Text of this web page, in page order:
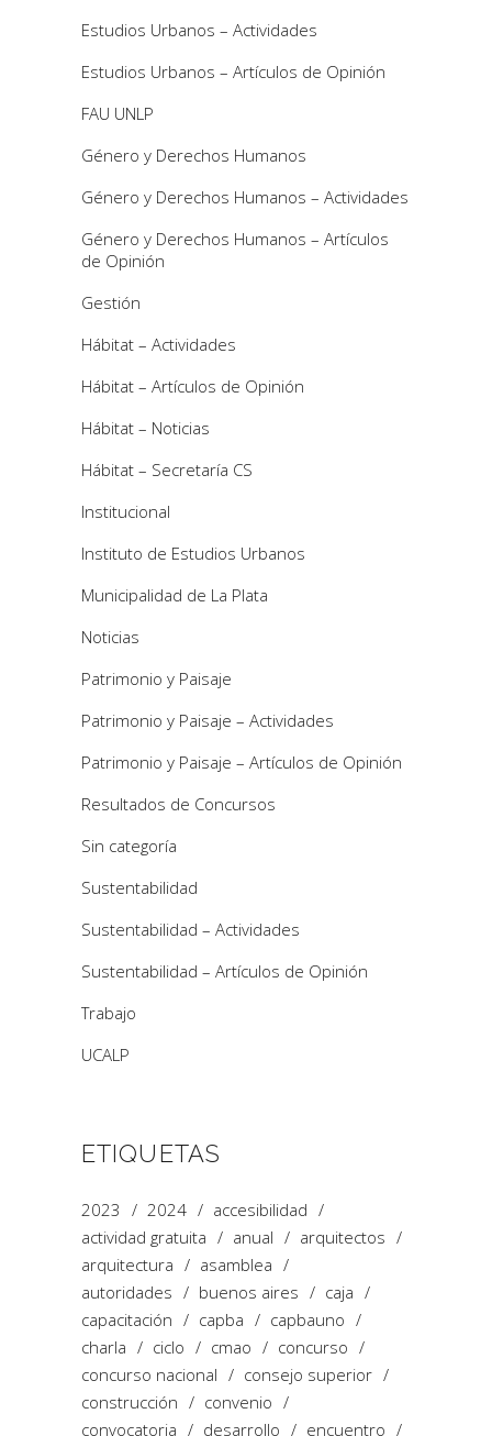
Estudios Urbanos – Actividades
Estudios Urbanos – Artículos de Opinión
FAU UNLP
Género y Derechos Humanos
Género y Derechos Humanos – Actividades
Género y Derechos Humanos – Artículos
de Opinión
Gestión
Hábitat – Actividades
Hábitat – Artículos de Opinión
Hábitat – Noticias
Hábitat – Secretaría CS
Institucional
Instituto de Estudios Urbanos
Municipalidad de La Plata
Noticias
Patrimonio y Paisaje
Patrimonio y Paisaje – Actividades
Patrimonio y Paisaje – Artículos de Opinión
Resultados de Concursos
Sin categoría
Sustentabilidad
Sustentabilidad – Actividades
Sustentabilidad – Artículos de Opinión
Trabajo
UCALP
ETIQUETAS
2023 2024
accesibilidad
actividad gratuita
anual
arquitectos
arquitectura
asamblea
autoridades
buenos aires
caja
capacitación
capba
capbauno
charla
ciclo cmao
concurso
concurso nacional
consejo superior
construcción
convenio
convocatoria
desarrollo
encuentro